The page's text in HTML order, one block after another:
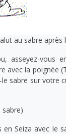
au sabre
asseyez-vous
avec la poignée
sabre sur votre
sabre)
Seiza avec le